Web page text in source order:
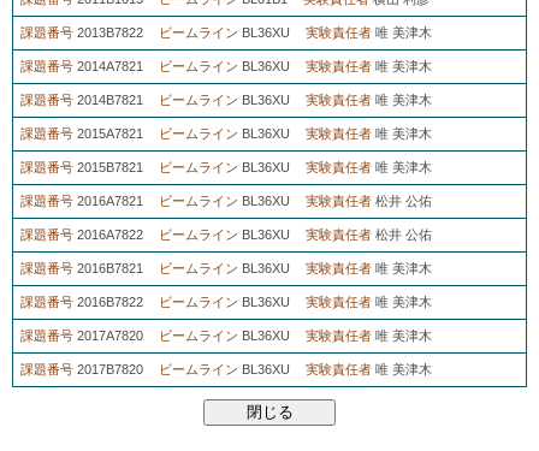
課題番号 2013B7822 ビームライン BL36XU 実験責任者 唯 美津木
課題番号 2014A7821 ビームライン BL36XU 実験責任者 唯 美津木
課題番号 2014B7821 ビームライン BL36XU 実験責任者 唯 美津木
課題番号 2015A7821 ビームライン BL36XU 実験責任者 唯 美津木
課題番号 2015B7821 ビームライン BL36XU 実験責任者 唯 美津木
課題番号 2016A7821 ビームライン BL36XU 実験責任者 松井 公佑
課題番号 2016A7822 ビームライン BL36XU 実験責任者 松井 公佑
課題番号 2016B7821 ビームライン BL36XU 実験責任者 唯 美津木
課題番号 2016B7822 ビームライン BL36XU 実験責任者 唯 美津木
課題番号 2017A7820 ビームライン BL36XU 実験責任者 唯 美津木
課題番号 2017B7820 ビームライン BL36XU 実験責任者 唯 美津木